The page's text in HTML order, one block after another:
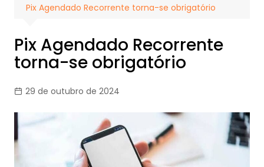
Pix Agendado Recorrente torna-se obrigatório
Pix Agendado Recorrente
torna-se obrigatório
29 de outubro de 2024